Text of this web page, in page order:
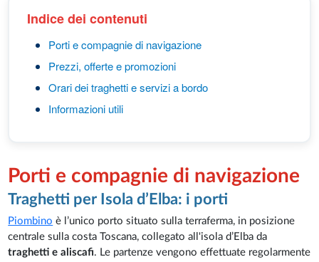
Indice dei contenuti
Porti e compagnie di navigazione
Prezzi, offerte e promozioni
Orari dei traghetti e servizi a bordo
Informazioni utili
Porti e compagnie di navigazione
Traghetti per Isola d’Elba: i porti
Piombino è l’unico porto situato sulla terraferma, in posizione
centrale sulla costa Toscana, collegato all'isola d’Elba da
traghetti e aliscafi. Le partenze vengono effettuate regolarmente